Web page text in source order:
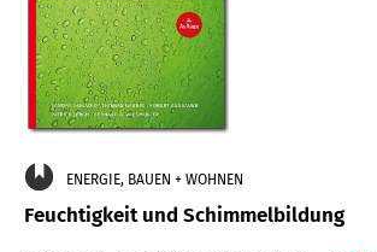
ENERGIE, BAUEN + WOHNEN
Feuchtigkeit und Schimmelbildung